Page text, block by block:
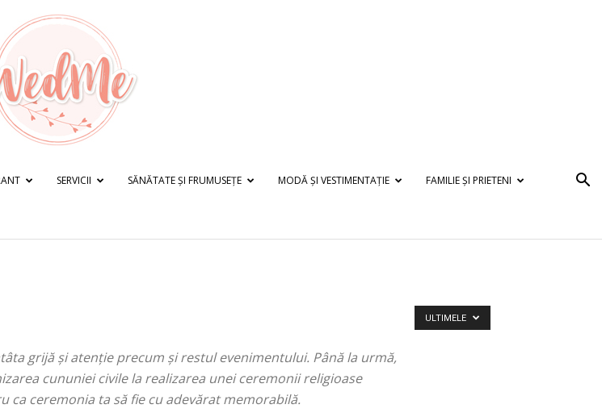
SERVICII SĂNĂTATE ȘI FRUMUSEȚE MODĂ ȘI VESTIMENTAȚIE FAMILIE ȘI PRIETENI
grijă și atenție precum și restul evenimentului. Până la urmă,
cununiei civile la realizarea unei ceremonii religioase
ca ceremonia ta să fie cu adevărat memorabilă.
ULTIMELE